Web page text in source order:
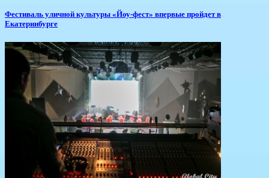
​Фестиваль уличной культуры «Йоу-фест» впервые пройдет в
Екатеринбурге